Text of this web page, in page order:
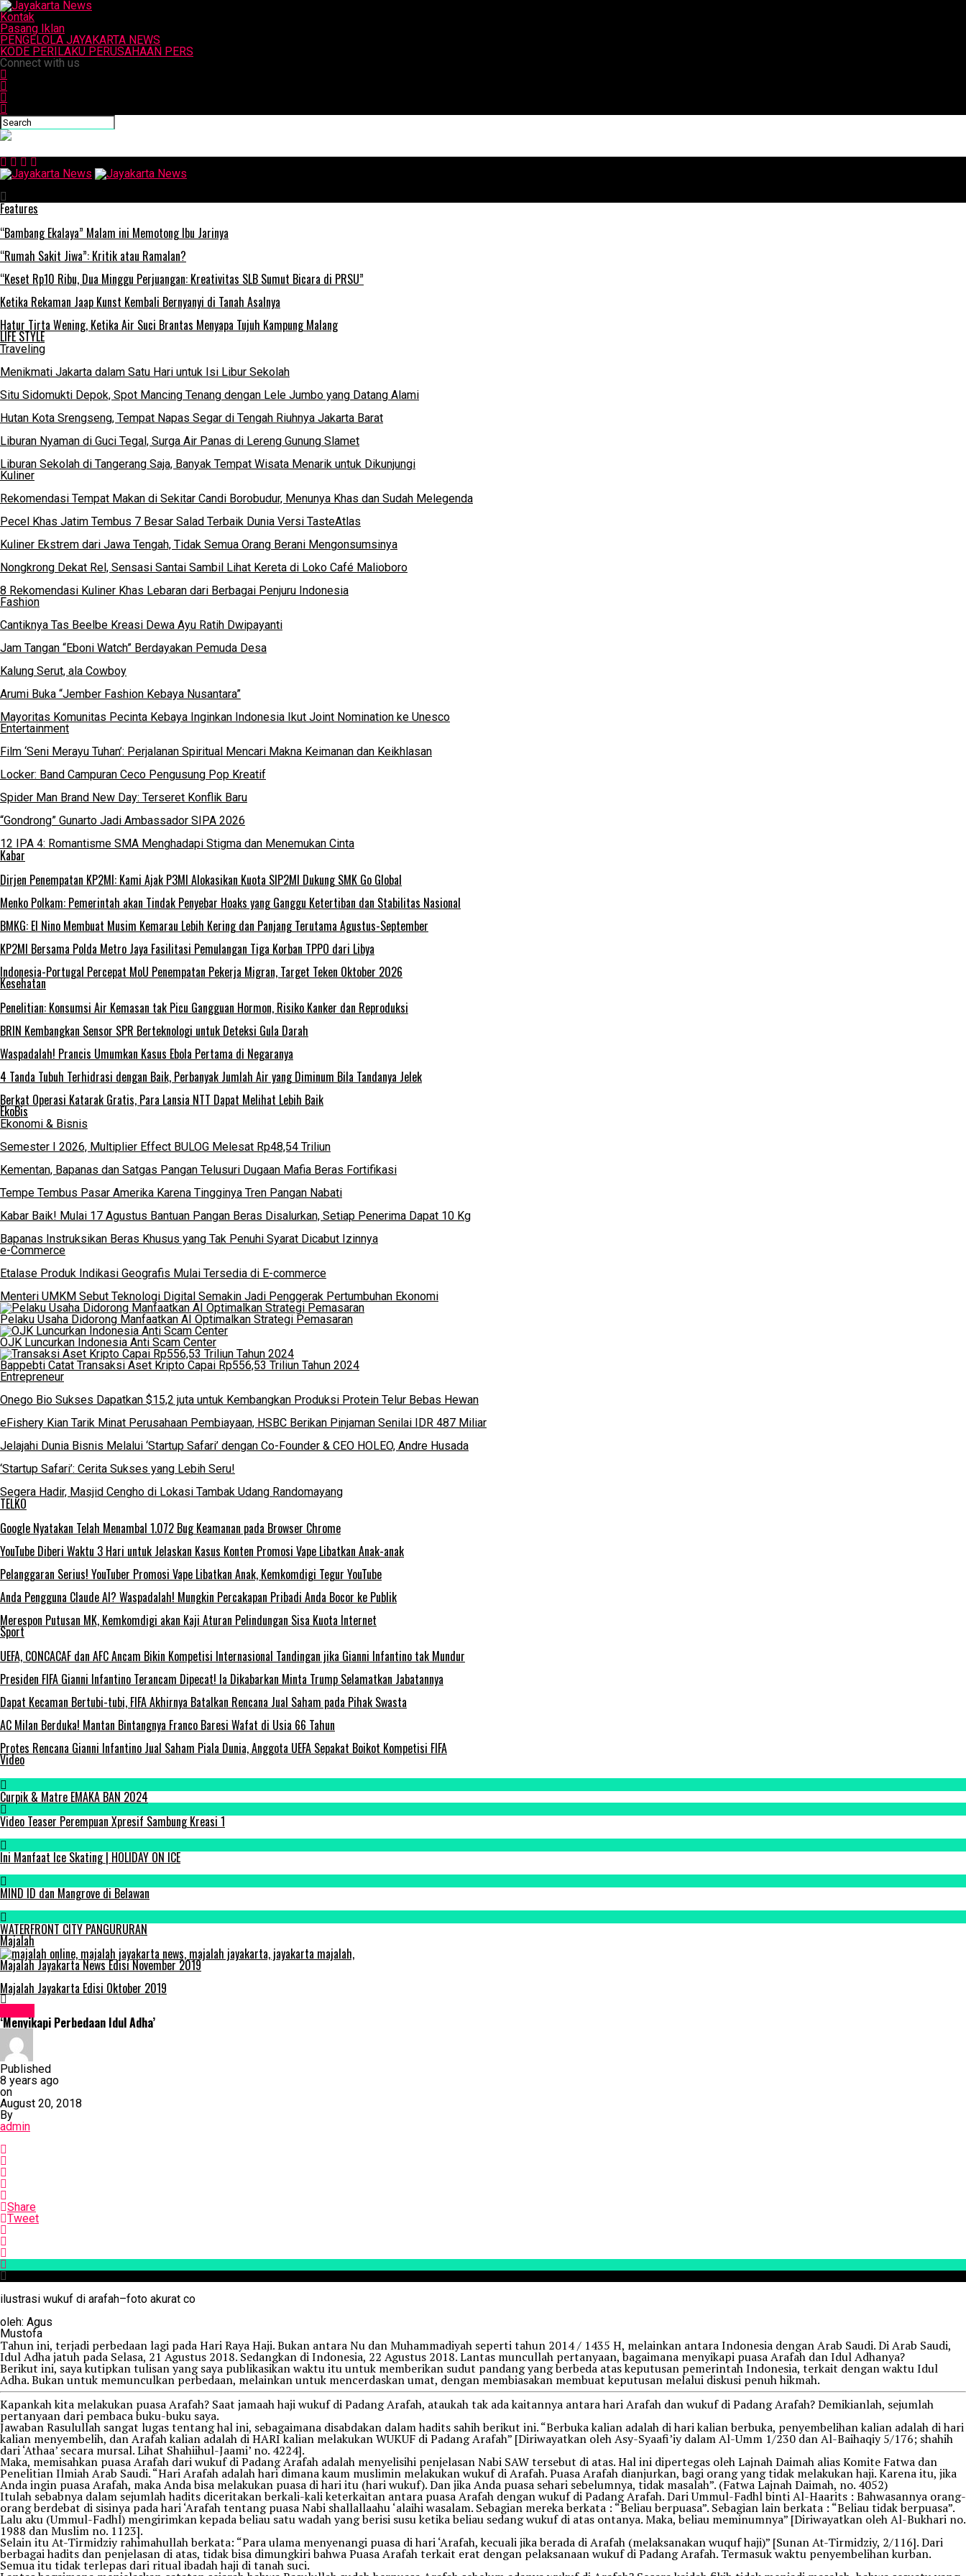
Kontak
Pasang Iklan
PENGELOLA JAYAKARTA NEWS
KODE PERILAKU PERUSAHAAN PERS
Connect with us
Features
“Bambang Ekalaya” Malam ini Memotong Ibu Jarinya
“Rumah Sakit Jiwa”: Kritik atau Ramalan?
“Keset Rp10 Ribu, Dua Minggu Perjuangan: Kreativitas SLB Sumut Bicara di PRSU”
Ketika Rekaman Jaap Kunst Kembali Bernyanyi di Tanah Asalnya
Hatur Tirta Wening, Ketika Air Suci Brantas Menyapa Tujuh Kampung Malang
LIFE STYLE
Traveling
Menikmati Jakarta dalam Satu Hari untuk Isi Libur Sekolah
Situ Sidomukti Depok, Spot Mancing Tenang dengan Lele Jumbo yang Datang Alami
Hutan Kota Srengseng, Tempat Napas Segar di Tengah Riuhnya Jakarta Barat
Liburan Nyaman di Guci Tegal, Surga Air Panas di Lereng Gunung Slamet
Liburan Sekolah di Tangerang Saja, Banyak Tempat Wisata Menarik untuk Dikunjungi
Kuliner
Rekomendasi Tempat Makan di Sekitar Candi Borobudur, Menunya Khas dan Sudah Melegenda
Pecel Khas Jatim Tembus 7 Besar Salad Terbaik Dunia Versi TasteAtlas
Kuliner Ekstrem dari Jawa Tengah, Tidak Semua Orang Berani Mengonsumsinya
Nongkrong Dekat Rel, Sensasi Santai Sambil Lihat Kereta di Loko Café Malioboro
8 Rekomendasi Kuliner Khas Lebaran dari Berbagai Penjuru Indonesia
Fashion
Cantiknya Tas Beelbe Kreasi Dewa Ayu Ratih Dwipayanti
Jam Tangan “Eboni Watch” Berdayakan Pemuda Desa
Kalung Serut, ala Cowboy
Arumi Buka “Jember Fashion Kebaya Nusantara”
Mayoritas Komunitas Pecinta Kebaya Inginkan Indonesia Ikut Joint Nomination ke Unesco
Entertainment
Film ‘Seni Merayu Tuhan’: Perjalanan Spiritual Mencari Makna Keimanan dan Keikhlasan
Locker: Band Campuran Ceco Pengusung Pop Kreatif
Spider Man Brand New Day: Terseret Konflik Baru
“Gondrong” Gunarto Jadi Ambassador SIPA 2026
12 IPA 4: Romantisme SMA Menghadapi Stigma dan Menemukan Cinta
Kabar
Dirjen Penempatan KP2MI: Kami Ajak P3MI Alokasikan Kuota SIP2MI Dukung SMK Go Global
Menko Polkam: Pemerintah akan Tindak Penyebar Hoaks yang Ganggu Ketertiban dan Stabilitas Nasional
BMKG: El Nino Membuat Musim Kemarau Lebih Kering dan Panjang Terutama Agustus-September
KP2MI Bersama Polda Metro Jaya Fasilitasi Pemulangan Tiga Korban TPPO dari Libya
Indonesia-Portugal Percepat MoU Penempatan Pekerja Migran, Target Teken Oktober 2026
Kesehatan
Penelitian: Konsumsi Air Kemasan tak Picu Gangguan Hormon, Risiko Kanker dan Reproduksi
BRIN Kembangkan Sensor SPR Berteknologi untuk Deteksi Gula Darah
Waspadalah! Prancis Umumkan Kasus Ebola Pertama di Negaranya
4 Tanda Tubuh Terhidrasi dengan Baik, Perbanyak Jumlah Air yang Diminum Bila Tandanya Jelek
Berkat Operasi Katarak Gratis, Para Lansia NTT Dapat Melihat Lebih Baik
EkoBis
Ekonomi & Bisnis
Semester I 2026, Multiplier Effect BULOG Melesat Rp48,54 Triliun
Kementan, Bapanas dan Satgas Pangan Telusuri Dugaan Mafia Beras Fortifikasi
Tempe Tembus Pasar Amerika Karena Tingginya Tren Pangan Nabati
Kabar Baik! Mulai 17 Agustus Bantuan Pangan Beras Disalurkan, Setiap Penerima Dapat 10 Kg
Bapanas Instruksikan Beras Khusus yang Tak Penuhi Syarat Dicabut Izinnya
e-Commerce
Etalase Produk Indikasi Geografis Mulai Tersedia di E-commerce
Menteri UMKM Sebut Teknologi Digital Semakin Jadi Penggerak Pertumbuhan Ekonomi
Pelaku Usaha Didorong Manfaatkan AI Optimalkan Strategi Pemasaran
OJK Luncurkan Indonesia Anti Scam Center
Bappebti Catat Transaksi Aset Kripto Capai Rp556,53 Triliun Tahun 2024
Entrepreneur
Onego Bio Sukses Dapatkan $15,2 juta untuk Kembangkan Produksi Protein Telur Bebas Hewan
eFishery Kian Tarik Minat Perusahaan Pembiayaan, HSBC Berikan Pinjaman Senilai IDR 487 Miliar
Jelajahi Dunia Bisnis Melalui ‘Startup Safari’ dengan Co-Founder & CEO HOLEO, Andre Husada
‘Startup Safari’: Cerita Sukses yang Lebih Seru!
Segera Hadir, Masjid Cengho di Lokasi Tambak Udang Randomayang
TELKO
Google Nyatakan Telah Menambal 1.072 Bug Keamanan pada Browser Chrome
YouTube Diberi Waktu 3 Hari untuk Jelaskan Kasus Konten Promosi Vape Libatkan Anak-anak
Pelanggaran Serius! YouTuber Promosi Vape Libatkan Anak, Kemkomdigi Tegur YouTube
Anda Pengguna Claude AI? Waspadalah! Mungkin Percakapan Pribadi Anda Bocor ke Publik
Merespon Putusan MK, Kemkomdigi akan Kaji Aturan Pelindungan Sisa Kuota Internet
Sport
UEFA, CONCACAF dan AFC Ancam Bikin Kompetisi Internasional Tandingan jika Gianni Infantino tak Mundur
Presiden FIFA Gianni Infantino Terancam Dipecat! Ia Dikabarkan Minta Trump Selamatkan Jabatannya
Dapat Kecaman Bertubi-tubi, FIFA Akhirnya Batalkan Rencana Jual Saham pada Pihak Swasta
AC Milan Berduka! Mantan Bintangnya Franco Baresi Wafat di Usia 66 Tahun
Protes Rencana Gianni Infantino Jual Saham Piala Dunia, Anggota UEFA Sepakat Boikot Kompetisi FIFA
Video
Curpik & Matre EMAKA BAN 2024
Video Teaser Perempuan Xpresif Sambung Kreasi 1
Ini Manfaat Ice Skating | HOLIDAY ON ICE
MIND ID dan Mangrove di Belawan
WATERFRONT CITY PANGURURAN
Majalah
Majalah Jayakarta News Edisi November 2019
Majalah Jayakarta Edisi Oktober 2019
‘Menyikapi Perbedaan Idul Adha’
Published
8 years ago
on
August 20, 2018
By
admin
Share
Tweet
ilustrasi wukuf di arafah–foto akurat co
oleh: Agus
Mustofa
Tahun ini, terjadi perbedaan lagi pada Hari Raya Haji. Bukan antara Nu dan Muhammadiyah seperti tahun 2014 / 1435 H, melainkan antara Indonesia dengan Arab Saudi. Di Arab Saudi,
Idul Adha jatuh pada Selasa, 21 Agustus 2018. Sedangkan di Indonesia, 22 Agustus 2018. Lantas muncullah pertanyaan, bagaimana menyikapi puasa Arafah dan Idul Adhanya?
Berikut ini, saya kutipkan tulisan yang saya publikasikan waktu itu untuk memberikan sudut pandang yang berbeda atas keputusan pemerintah Indonesia, terkait dengan waktu Idul
Adha. Bukan untuk memunculkan perbedaan, melainkan untuk mencerdaskan umat, dengan membiasakan membuat keputusan melalui diskusi penuh hikmah.
Kapankah kita melakukan puasa Arafah? Saat jamaah haji wukuf di Padang Arafah, ataukah tak ada kaitannya antara hari Arafah dan wukuf di Padang Arafah? Demikianlah, sejumlah
pertanyaan dari pembaca buku-buku saya.
Jawaban Rasulullah sangat lugas tentang hal ini, sebagaimana disabdakan dalam hadits sahih berikut ini. “Berbuka kalian adalah di hari kalian berbuka, penyembelihan kalian adalah di hari
kalian menyembelih, dan Arafah kalian adalah di HARI kalian melakukan WUKUF di Padang Arafah” [Diriwayatkan oleh Asy-Syaafi’iy dalam Al-Umm 1/230 dan Al-Baihaqiy 5/176; shahih
dari ‘Athaa’ secara mursal. Lihat Shahiihul-Jaami’ no. 4224].
Maka, memisahkan puasa Arafah dari wukuf di Padang Arafah adalah menyelisihi penjelasan Nabi SAW tersebut di atas. Hal ini dipertegas oleh Lajnah Daimah alias Komite Fatwa dan
Penelitian Ilmiah Arab Saudi. “Hari Arafah adalah hari dimana kaum muslimin melakukan wukuf di Arafah. Puasa Arafah dianjurkan, bagi orang yang tidak melakukan haji. Karena itu, jika
Anda ingin puasa Arafah, maka Anda bisa melakukan puasa di hari itu (hari wukuf). Dan jika Anda puasa sehari sebelumnya, tidak masalah”. (Fatwa Lajnah Daimah, no. 4052)
Itulah sebabnya dalam sejumlah hadits diceritakan berkali-kali keterkaitan antara puasa Arafah dengan wukuf di Padang Arafah. Dari Ummul-Fadhl binti Al-Haarits : Bahwasannya orang-
orang berdebat di sisinya pada hari ‘Arafah tentang puasa Nabi shallallaahu ‘alaihi wasalam. Sebagian mereka berkata : “Beliau berpuasa”. Sebagian lain berkata : “Beliau tidak berpuasa”.
Lalu aku (Ummul-Fadhl) mengirimkan kepada beliau satu wadah yang berisi susu ketika beliau sedang wukuf di atas ontanya. Maka, beliau meminumnya” [Diriwayatkan oleh Al-Bukhari no.
1988 dan Muslim no. 1123].
Selain itu At-Tirmidziy rahimahullah berkata: “Para ulama menyenangi puasa di hari ‘Arafah, kecuali jika berada di Arafah (melaksanakan wuquf haji)” [Sunan At-Tirmidziy, 2/116]. Dari
berbagai hadits dan penjelasan di atas, tidak bisa dimungkiri bahwa Puasa Arafah terkait erat dengan pelaksanaan wukuf di Padang Arafah. Termasuk waktu penyembelihan kurban.
Semua itu tidak terlepas dari ritual ibadah haji di tanah suci.